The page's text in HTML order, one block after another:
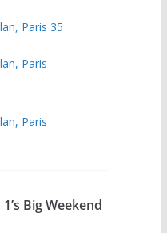
Big Weekend